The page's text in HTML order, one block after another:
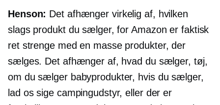
Henson: Det afhænger virkelig af, hvilken
slags produkt du sælger, for Amazon er faktisk
ret strenge med en masse produkter, der
sælges. Det afhænger af, hvad du sælger, tøj,
om du sælger babyprodukter, hvis du sælger,
lad os sige campingudstyr, eller der er